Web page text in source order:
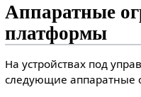
Аппаратные
платформы
На устройствах под
следующие аппаратные